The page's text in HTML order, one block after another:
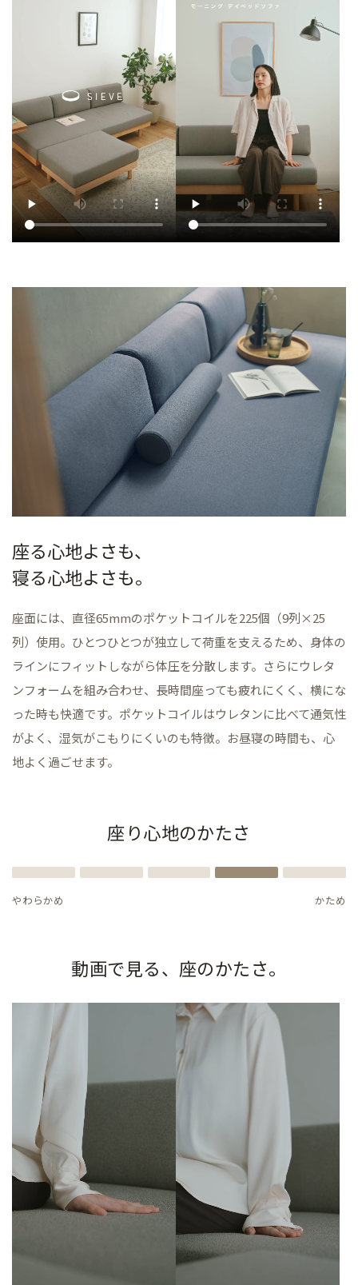
座る心地よさも、
寝る心地よさも。
座面には、直径65mmのポケットコイルを225個（9列×25
列）使用。ひとつひとつが独立して荷重を支えるため、身体の
ラインにフィットしながら体圧を分散します。さらにウレタ
ンフォームを組み合わせ、長時間座っても疲れにくく、横にな
った時も快適です。ポケットコイルはウレタンに比べて通気性
がよく、湿気がこもりにくいのも特徴。お昼寝の時間も、心
地よく過ごせます。
座り心地のかたさ
やわらかめ かため
動画で見る、座のかたさ。